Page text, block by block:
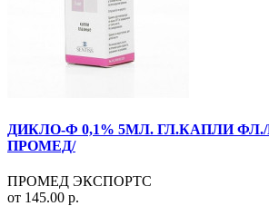
ДИКЛО-Ф 0,1% 5МЛ. ГЛ.КАПЛИ
ПРОМЕД/
ПРОМЕД ЭКСПОРТС
от 145.00 р.